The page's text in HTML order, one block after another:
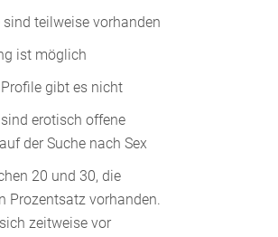
sind teilweise vorhanden
ist möglich
gibt es nicht
erotisch offene
der Suche nach Sex
20 und 30, die
Prozentsatz vorhanden.
zeitweise vor